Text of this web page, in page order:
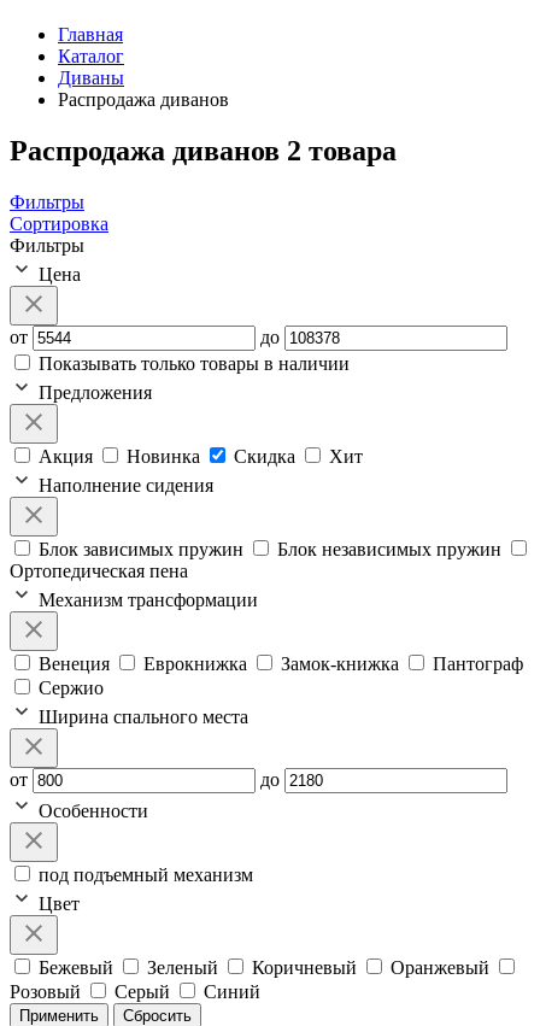
Главная
Каталог
Диваны
Распродажа диванов
Распродажа диванов 2 товара
Фильтры
Сортировка
Фильтры
Цена
от
до
Показывать только товары в наличии
Предложения
Акция Новинка Скидка
Хит
Наполнение сидения
Блок зависимых пружин
Блок независимых пружин
Ортопедическая пена
Механизм трансформации
Венеция Еврокнижка Замок-книжка
Пантограф
Сержио
Ширина спального места
от
до
Особенности
под подъемный механизм
Цвет
Бежевый Зеленый Коричневый
Оранжевый
Розовый
Серый Синий
Применить Сбросить